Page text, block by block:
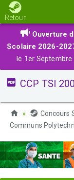
Retour
Ouverture
Scolaire 2026-
le 1er Septembre
CCP TSI
Concours
Communs